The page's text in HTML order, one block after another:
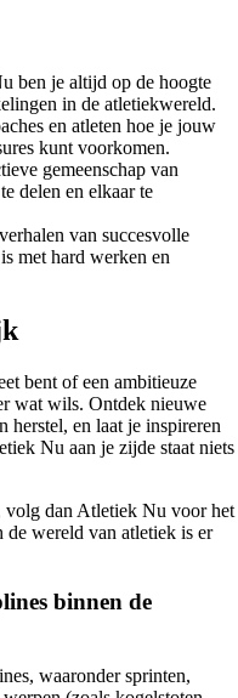
ben je altijd op de hoogte
in de atletiekwereld.
en atleten hoe je jouw
kunt voorkomen.
gemeenschap van
delen en elkaar te
van succesvolle
met hard werken en
bent of een ambitieuze
wat wils. Ontdek nieuwe
herstel, en laat je inspireren
Nu aan je zijde staat niets
volg dan Atletiek Nu voor het
de wereld van atletiek is er
binnen de
waaronder sprinten,